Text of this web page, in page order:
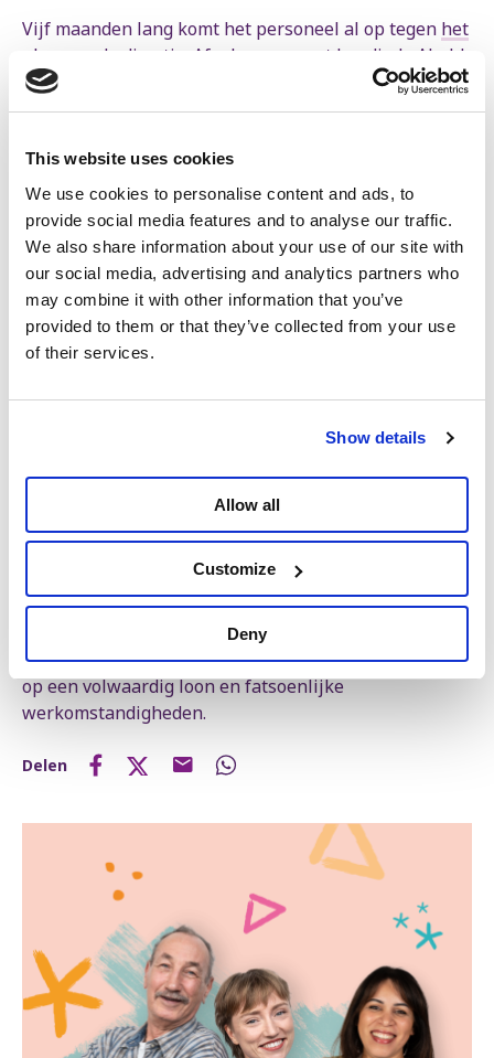
This website uses cookies
We use cookies to personalise content and ads, to
provide social media features and to analyse our traffic.
We also share information about your use of our site with
our social media, advertising and analytics partners who
may combine it with other information that you’ve
provided to them or that they’ve collected from your use
of their services.
Show details
Allow all
Customize
Deny
Vijf maanden lang komt het personeel al op tegen het
plan van de directie
. Afgelopen maart kondigde Ahold
Delhaize aan dat alle Delhaizewinkels gefranchiseerd
zouden worden. Zoiets heeft zware gevolgen voor de
Delhaiziens.
Overal in het land gaan de acties verder. Het
vastberaden vol. Ze verdienen onze steun. Het Model
Ahold Delhaize kan doorstromen naar de hele
distributiesector. Tienduizenden werknemers uit de
sector zouden de impact voelen. Iedereen heeft recht
op een volwaardig loon en fatsoenlijke
werkomstandigheden.
Delen